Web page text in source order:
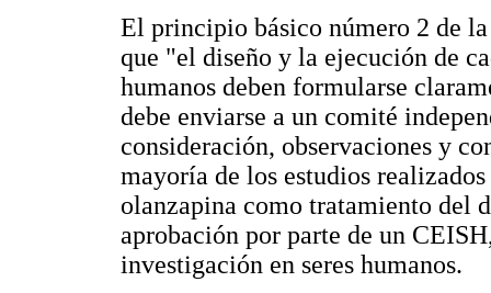
El principio básico número 2 de
que "el diseño y la ejecución de
humanos deben formularse
debe enviarse a un comité
consideración, observaciones y
mayoría de los estudios
olanzapina como tratamiento del
aprobación por parte de un
investigación en seres humanos.